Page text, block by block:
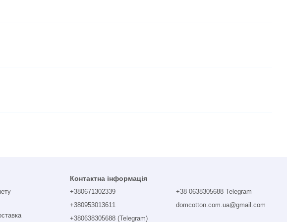
Контактна інформація
+380671302339
+380953013611
+380638305688 (Telegram)
+38 0638305688 Telegram
domcotton.com.ua@gmail.com